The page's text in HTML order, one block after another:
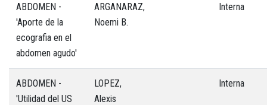
ABDOMEN -
'Aporte de la
ecografia en el
abdomen agudo'
ARGANARAZ,
Noemi B.
Interna
ABDOMEN -
'Utilidad del US
LOPEZ,
Alexis
Interna